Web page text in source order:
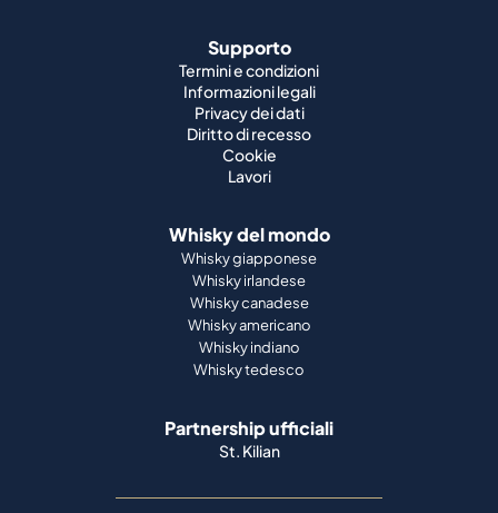
Supporto
Termini e condizioni
Informazioni legali
Privacy dei dati
Diritto di recesso
Cookie
Lavori
Whisky del mondo
Whisky giapponese
Whisky irlandese
Whisky canadese
Whisky americano
Whisky indiano
Whisky tedesco
Partnership ufficiali
St. Kilian